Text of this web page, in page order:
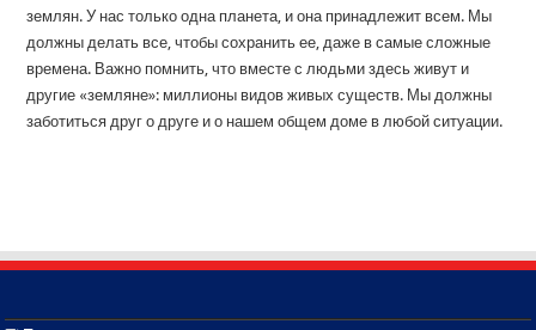
землян. У нас только одна планета, и она принадлежит всем. Мы
должны делать все, чтобы сохранить ее, даже в самые сложные
времена. Важно помнить, что вместе с людьми здесь живут и
другие «земляне»: миллионы видов живых существ. Мы должны
заботиться друг о друге и о нашем общем доме в любой ситуации.